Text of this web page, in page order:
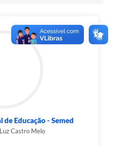
Educação - Semed
Castro Melo